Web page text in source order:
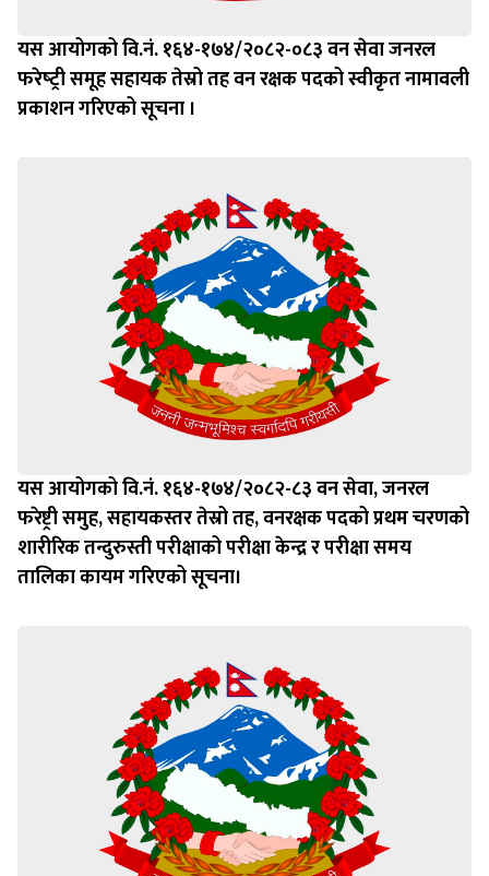
यस आयोगको वि.नं. १६४-१७४/२०८२-०८३ वन सेवा जनरल
फरेष्‍ट्री समूह सहायक तेस्रो तह वन रक्षक पदको स्वीकृत नामावली
प्रकाशन गरिएको सूचना ।
यस आयोगको वि.नं. १६४-१७४/२०८२-८३ वन सेवा, जनरल
फरेष्ट्री समुह, सहायकस्तर तेस्रो तह, वनरक्षक पदको प्रथम चरणको
शारीरिक तन्दुरुस्ती परीक्षाको परीक्षा केन्द्र र परीक्षा समय
तालिका कायम गरिएको सूचना।